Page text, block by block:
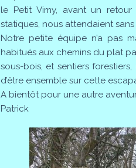
le Petit Vimy, avant un
statiques, nous attendaient
Notre petite équipe n’a pas
habitués aux chemins du plat
sous-bois, et sentiers
d’être ensemble sur cette
A bientôt pour une autre
Patrick